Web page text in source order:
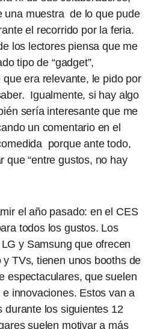
una muestra de lo que pude
el recorrido por la feria.
los lectores piensa que me
tipo de “gadget”,
era relevante, le pido por
Igualmente, si hay algo
sería interesante que me
un comentario en el
porque ante todo,
que “entre gustos, no hay
el año pasado: en el CES
todos los gustos. Los
y Samsung que ofrecen
TVs, tienen unos booths de
espectaculares, que suelen
innovaciones. Estos van a
durante los siguientes 12
suelen motivar a más